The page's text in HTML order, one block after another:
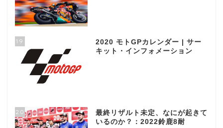
19
2020 モトGPカレンダー | サー
キット・インフォメーション
20
最終リザルト未定、なにが起きて
いるのか？：2022鈴鹿8耐